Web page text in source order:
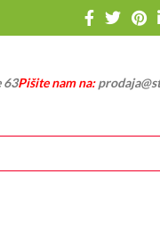
63Pišite nam na: